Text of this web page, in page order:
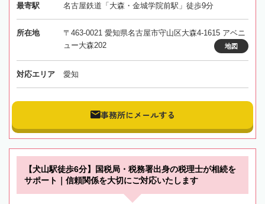
最寄駅 名古屋鉄道「大森・金城学院前駅」徒歩9分
所在地
〒463-0021 愛知県名古屋市守山区大森4-1615 アベニ
ュー大森202
地図
対応エリア 愛知
事務所にメールする
【犬山駅徒歩6分】国税局・税務署出身の税理士が相続を
サポート｜信頼関係を大切にご対応いたします